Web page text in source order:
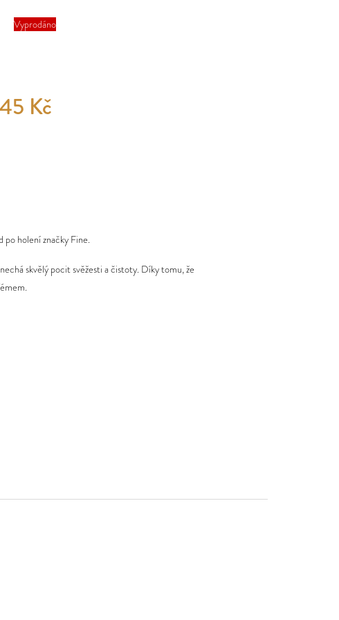
Vyprodáno
Kč
po holení značky Fine.
skvělý pocit svěžesti a čistoty. Díky tomu, že